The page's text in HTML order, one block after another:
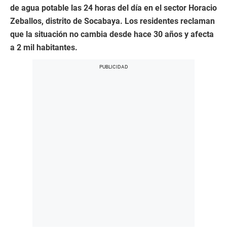
de agua potable las 24 horas del día en el sector Horacio
Zeballos, distrito de Socabaya. Los residentes reclaman
que la situación no cambia desde hace 30 años y afecta
a 2 mil habitantes.